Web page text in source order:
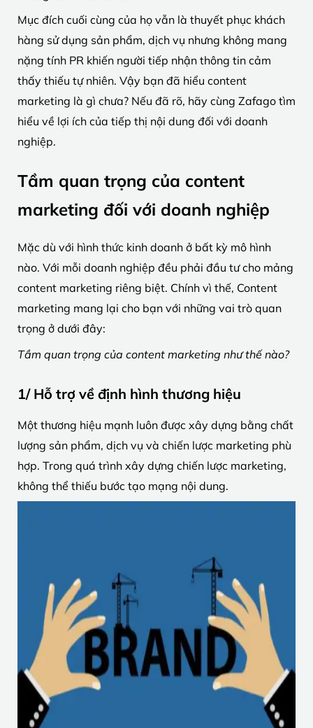
Mục đích cuối cùng của họ vẫn là thuyết phục khách
hàng sử dụng sản phẩm, dịch vụ nhưng không mang
nặng tính PR khiến người tiếp nhận thông tin cảm
thấy thiếu tự nhiên. Vậy bạn đã hiểu content
marketing là gì chưa? Nếu đã rõ, hãy cùng Zafago tìm
hiểu về lợi ích của tiếp thị nội dung đối với doanh
nghiệp.
Tầm quan trọng của content
marketing đối với doanh nghiệp
Mặc dù với hình thức kinh doanh ở bất kỳ mô hình
nào. Với mỗi doanh nghiệp đều phải đầu tư cho mảng
content marketing riêng biệt. Chính vì thế, Content
marketing mang lại cho bạn với những vai trò quan
trọng ở dưới đây:
Tầm quan trọng của content marketing như thế nào?
1/ Hỗ trợ về định hình thương hiệu
Một thương hiệu mạnh luôn được xây dựng bằng chất
lượng sản phẩm, dịch vụ và chiến lược marketing phù
hợp. Trong quá trình xây dựng chiến lược marketing,
không thể thiếu bước tạo mạng nội dung.